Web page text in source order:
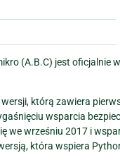
(A.B.C) jest oficjalnie
którą zawiera
wsparcia
we wrześniu 2017 i
która wspiera